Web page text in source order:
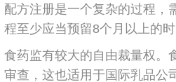
配方注册是一个复杂的过程，
程至少应当预留8个月以上的时
食药监有较大的自由裁量权。
审查，这也适用于国际乳品公